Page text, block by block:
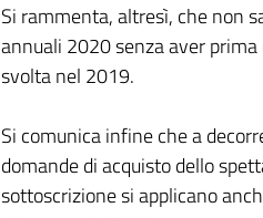
Si rammenta, altresì, che non
annuali 2020 senza aver
svolta nel 2019.
Si comunica infine che a
domande di acquisto dello
sottoscrizione si applicano